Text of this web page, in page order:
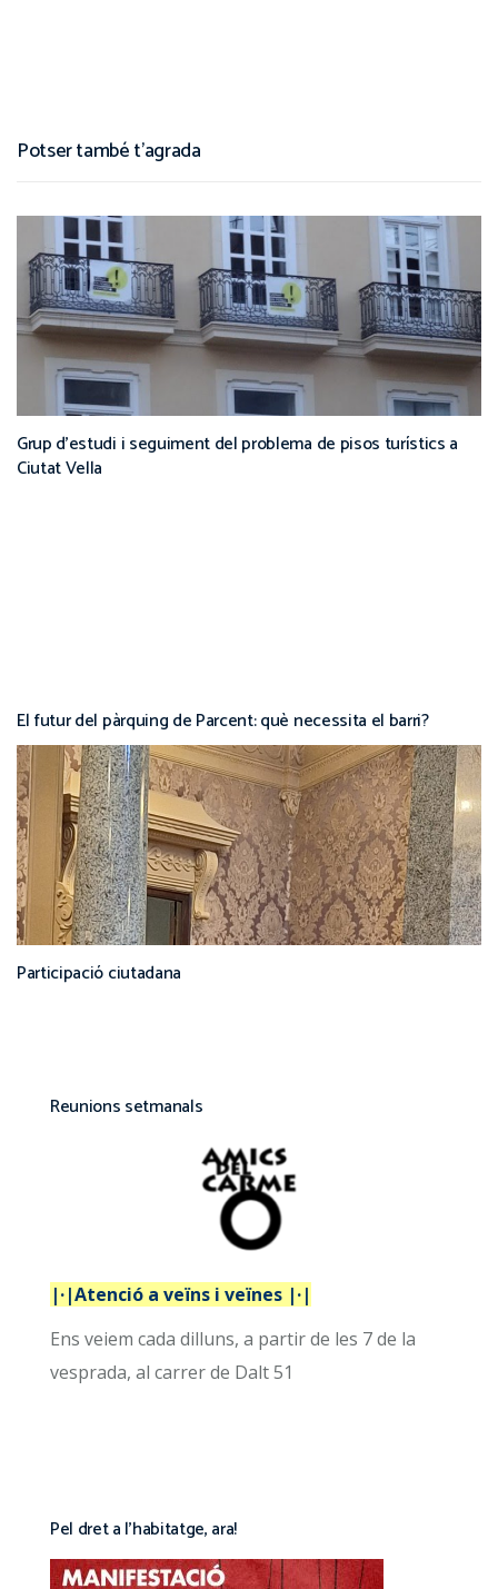
Potser també t'agrada
Grup d’estudi i seguiment del problema de pisos turístics a
Ciutat Vella
El futur del pàrquing de Parcent: què necessita el barri?
Participació ciutadana
Reunions setmanals
|·|Atenció a veïns i veïnes |·|
Ens veiem cada dilluns, a partir de les 7 de la
vesprada, al carrer de Dalt 51
Pel dret a l’habitatge, ara!